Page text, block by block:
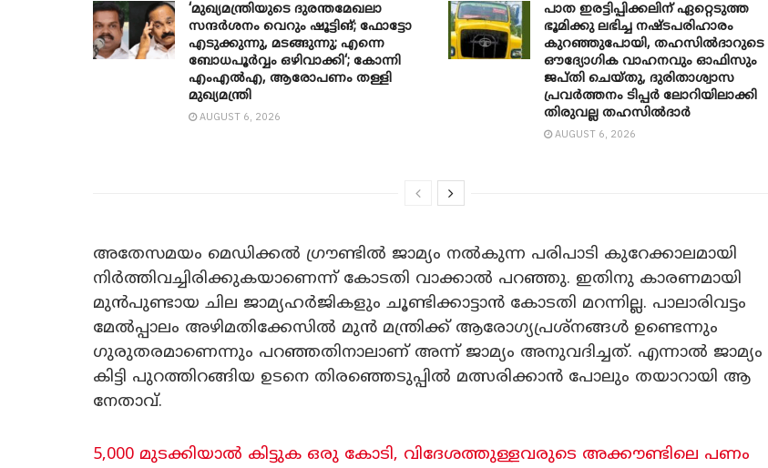
‘മുഖ്യമന്ത്രിയുടെ ദുരന്തമേഖലാ
സന്ദർശനം വെറും ഷൂട്ടിങ്; ഫോട്ടോ
എടുക്കുന്നു, മടങ്ങുന്നു; എന്നെ
ബോധപൂർവ്വം ഒഴിവാക്കി‘; കോന്നി
എംഎൽഎ, ആരോപണം തള്ളി
മുഖ്യമന്ത്രി
AUGUST 6, 2026
പാത ഇരട്ടിപ്പിക്കലിന് ഏറ്റെടുത്ത
ഭൂമിക്കു ലഭിച്ച നഷ്ടപരിഹാരം
കുറഞ്ഞുപോയി, തഹസിൽദാറുടെ
ഔദ്യോ​ഗിക വാഹനവും ഓഫിസും
ജപ്തി ചെയ്തു, ദുരിതാശ്വാസ
പ്രവർത്തനം ടിപ്പർ ലോറിയിലാക്കി
തിരുവല്ല തഹസിൽദാർ
AUGUST 6, 2026
അതേസമയം മെഡിക്കൽ ഗ്രൗണ്ടിൽ ജാമ്യം നൽകുന്ന പരിപാടി കുറേക്കാലമായി
നിർത്തിവച്ചിരിക്കുകയാണെന്ന് കോടതി വാക്കാൽ പറഞ്ഞു. ഇതിനു കാരണമായി
മുൻപുണ്ടായ ചില ജാമ്യഹർജികളും ചൂണ്ടിക്കാട്ടാൻ കോടതി മറന്നില്ല. പാലാരിവട്ടം
മേൽപ്പാലം അഴിമതിക്കേസിൽ മുൻ മന്ത്രിക്ക് ആരോഗ്യപ്രശ്നങ്ങൾ ഉണ്ടെന്നും
ഗുരുതരമാണെന്നും പറഞ്ഞതിനാലാണ് അന്ന് ജാമ്യം അനുവദിച്ചത്. എന്നാൽ ജാമ്യം
കിട്ടി പുറത്തിറങ്ങിയ ഉടനെ തിരഞ്ഞെടുപ്പിൽ മത്സരിക്കാൻ പോലും തയാറായി ആ
നേതാവ്.
5,000 മുടക്കിയാൽ കിട്ടുക ഒരു കോടി, വിദേശത്തുള്ളവരുടെ അക്കൗണ്ടിലെ പണം